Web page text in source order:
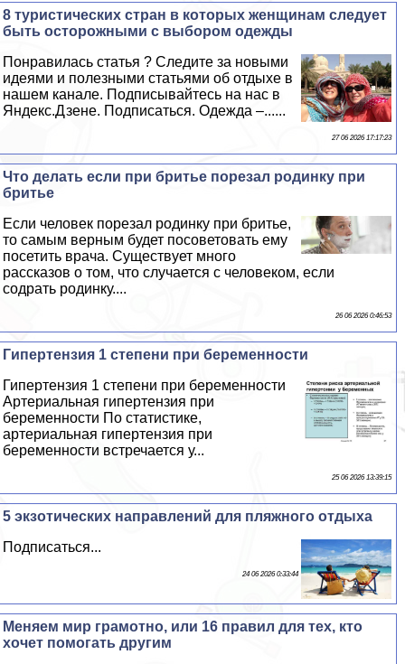
8 туристических стран в которых женщинам следует
быть осторожными с выбором одежды
Понравилась статья ? Следите за новыми
идеями и полезными статьями об отдыхе в
нашем канале. Подписывайтесь на нас в
Яндекс.Дзене. Подписаться. Одежда –......
27 06 2026 17:17:23
Что делать если при бритье порезал родинку при
бритье
Если человек порезал родинку при бритье,
то самым верным будет посоветовать ему
посетить врача. Существует много
рассказов о том, что случается с человеком, если
содрать родинку....
26 06 2026 0:46:53
Гипертензия 1 степени при беременности
Гипертензия 1 степени при беременности
Артериальная гипертензия при
беременности По статистике,
артериальная гипертензия при
беременности встречается у...
25 06 2026 13:39:15
5 экзотических направлений для пляжного отдыха
Подписаться...
24 06 2026 0:33:44
Меняем мир грамотно, или 16 правил для тех, кто
хочет помогать другим